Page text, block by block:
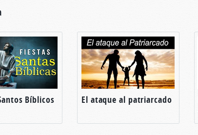
Bíblicos
El ataque al patriarcado